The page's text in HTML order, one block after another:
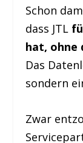
Schon
dass JTL
hat, ohne
Das
sondern
Zwar